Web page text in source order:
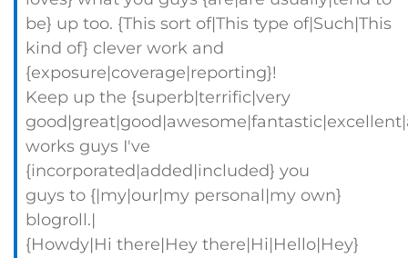
be} up too. {This sort of|This type of|Such|This
kind of} clever work and
{exposure|coverage|reporting}!
Keep up the {superb|terrific|very
works guys I've
{incorporated|added|included} you
guys to {|my|our|my personal|my own}
blogroll.|
{Howdy|Hi there|Hey there|Hi|Hello|Hey}